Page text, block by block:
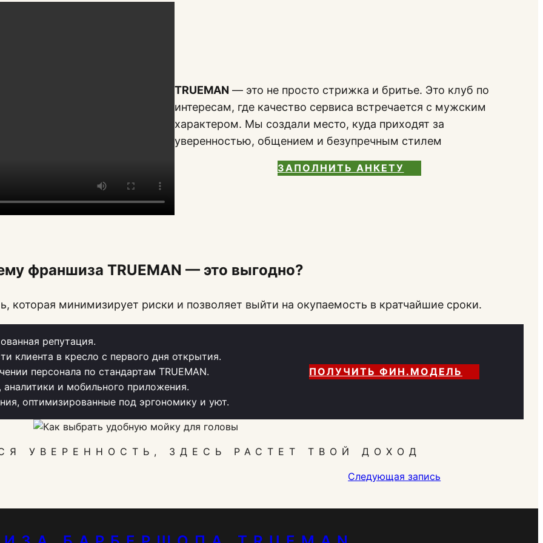
TRUEMAN — это не просто стрижка и бритье. Это клуб по
интересам, где качество сервиса встречается с мужским
характером. Мы создали место, куда приходят за
уверенностью, общением и безупречным стилем
ЗАПОЛНИТЬ АНКЕТУ
франшиза TRUEMAN — это выгодно?
которая минимизирует риски и позволяет выйти на окупаемость в кратчайшие сроки.
репутация.
клиента в кресло с первого дня открытия.
персонала по стандартам TRUEMAN.
и мобильного приложения.
оптимизированные под эргономику и уют.
ПОЛУЧИТЬ ФИН.МОДЕЛЬ
УВЕРЕННОСТЬ, ЗДЕСЬ РАСТЕТ ТВОЙ ДОХОД
Следующая запись